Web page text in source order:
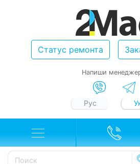
Статус ремонта
Напиши
Рус